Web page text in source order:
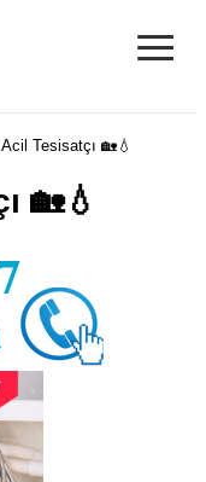
≡
Tesisatçı 🏡💧
🏡💧